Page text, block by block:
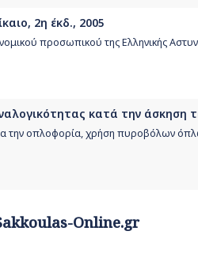
2η έκδ., 2005
προσωπικού της Ελληνικής
κατά την άσκηση
την οπλοφορία, χρήση πυροβόλων
Online.gr